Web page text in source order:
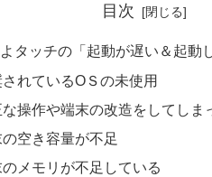
目次
タッチの「起動が遅い＆起動
されているОＳの未使用
操作や端末の改造をしてしま
空き容量が不足
メモリが不足している